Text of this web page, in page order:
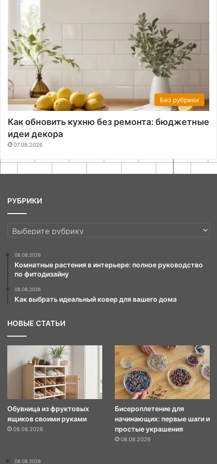
Без рубрики
Как обновить кухню без ремонта: бюджетные
идеи декора
07.08.2026
РУБРИКИ
РУБРИКИ
08.08.2026
Комнатные растения в интерьере: полное руководство
по фитодизайну
08.08.2026
Как выбрать идеальный ковер для вашего дома
НОВЫЕ СТАТЬИ
Обувница из фруктовых
ящиков своими руками
08.08.2026
Бисероплетение для
начинающих: первые шаги и
простые украшения
08.08.2026
08.08.2026